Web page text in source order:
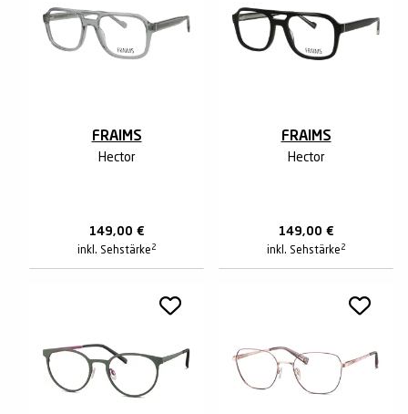
FRAIMS
Hector
149,00 €
inkl. Sehstärke 2
FRAIMS
Hector
149,00 €
inkl. Sehstärke 2